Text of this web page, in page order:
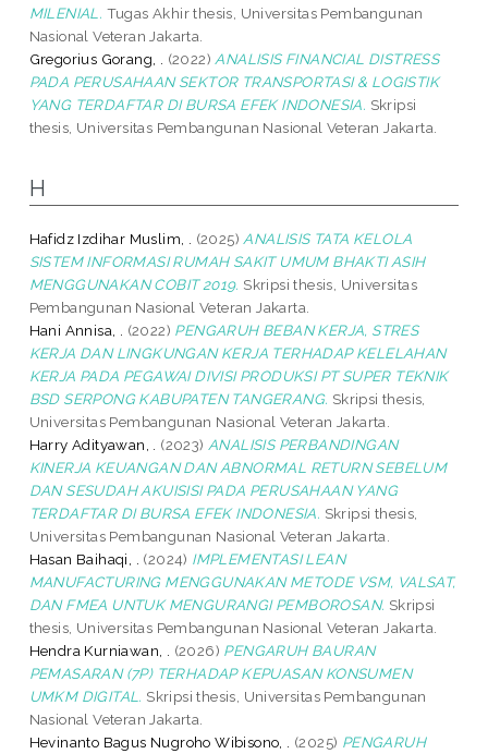
MILENIAL. Tugas Akhir thesis, Universitas Pembangunan
Nasional Veteran Jakarta.
Gregorius Gorang, .
(2022) ANALISIS FINANCIAL DISTRESS
PADA PERUSAHAAN SEKTOR TRANSPORTASI & LOGISTIK
YANG TERDAFTAR DI BURSA EFEK INDONESIA. Skripsi
thesis, Universitas Pembangunan Nasional Veteran Jakarta.
H
Hafidz Izdihar Muslim, . (2025) ANALISIS TATA KELOLA
SISTEM INFORMASI RUMAH SAKIT UMUM BHAKTI ASIH
MENGGUNAKAN COBIT 2019. Skripsi thesis, Universitas
Pembangunan Nasional Veteran Jakarta.
Hani Annisa, .
(2022) PENGARUH BEBAN KERJA, STRES
KERJA DAN LINGKUNGAN KERJA TERHADAP KELELAHAN
KERJA PADA PEGAWAI DIVISI PRODUKSI PT SUPER TEKNIK
BSD SERPONG KABUPATEN TANGERANG. Skripsi thesis,
Universitas Pembangunan Nasional Veteran Jakarta.
Harry Adityawan, .
(2023) ANALISIS PERBANDINGAN
KINERJA KEUANGAN DAN ABNORMAL RETURN SEBELUM
DAN SESUDAH AKUISISI PADA PERUSAHAAN YANG
TERDAFTAR DI BURSA EFEK INDONESIA. Skripsi thesis,
Universitas Pembangunan Nasional Veteran Jakarta.
Hasan Baihaqi, .
(2024) IMPLEMENTASI LEAN
MANUFACTURING MENGGUNAKAN METODE VSM, VALSAT,
DAN FMEA UNTUK MENGURANGI PEMBOROSAN. Skripsi
thesis, Universitas Pembangunan Nasional Veteran Jakarta.
Hendra Kurniawan, .
(2026) PENGARUH BAURAN
PEMASARAN (7P) TERHADAP KEPUASAN KONSUMEN
UMKM DIGITAL. Skripsi thesis, Universitas Pembangunan
Nasional Veteran Jakarta.
Hevinanto Bagus Nugroho Wibisono, .
(2025) PENGARUH